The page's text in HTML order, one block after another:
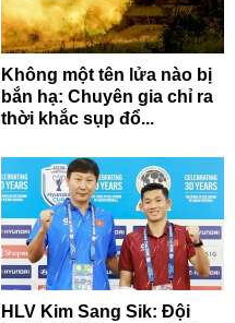
Không một tên lửa nào bị
bắn hạ: Chuyên gia chỉ ra
thời khắc sụp đổ...
HLV Kim Sang Sik: Đội